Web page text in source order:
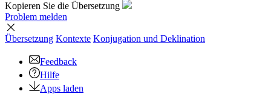
Kopieren Sie die Übersetzung
Problem melden
Übersetzung Kontexte Konjugation und Deklination
Feedback
Hilfe
Apps laden